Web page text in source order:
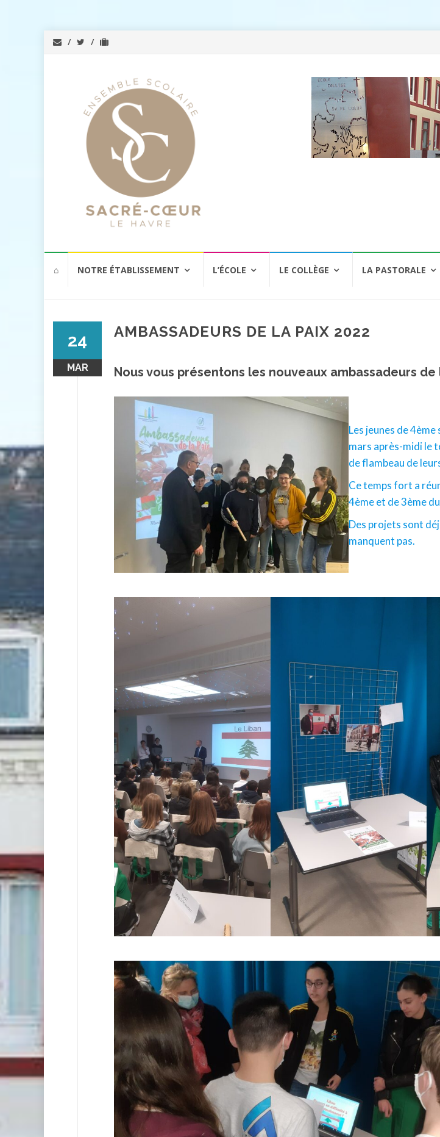
⌂ NOTRE ÉTABLISSEMENT L’ÉCOLE LE COLLÈGE LA PASTORALE
24
MAR
AMBASSADEURS DE LA PAIX 2022
Nous vous présentons les nouveaux ambassadeurs
Les jeunes de
mars après-midi le
de flambeau de
Ce temps fort a
4ème et de 3ème
Des projets sont
manquent pas.